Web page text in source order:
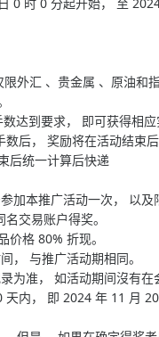
0 时 0 分起开始， 至
外汇 、贵金属 、原油和
达到要求， 即可获得相
后， 奖励将在活动结束后
后统一计算后快递
加本推广活动一次， 以及
交易账户得奖。
格 80% 折现。
， 与推广活动期相同。
为准， 如活动期间沒有在
内， 即 2024 年 11 月